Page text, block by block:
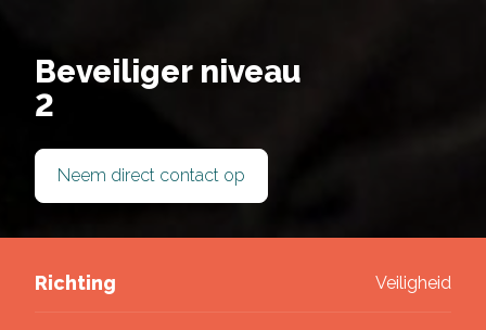
Beveiliger niveau
2
Neem direct contact op
Richting Veiligheid
Deel via Facebook
Deel via Twitter